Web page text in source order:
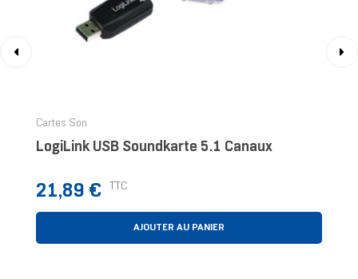
Cartes Son
LogiLink USB Soundkarte 5.1 Canaux
Prix
21,89 € TTC
AJOUTER AU PANIER